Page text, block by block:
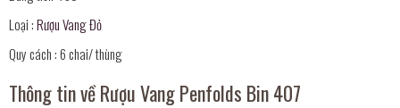
Loại :Rượu Vang Đỏ
Quy cách : 6 chai/ thùng
Thông tin về Rượu Vang Penfolds Bin 407